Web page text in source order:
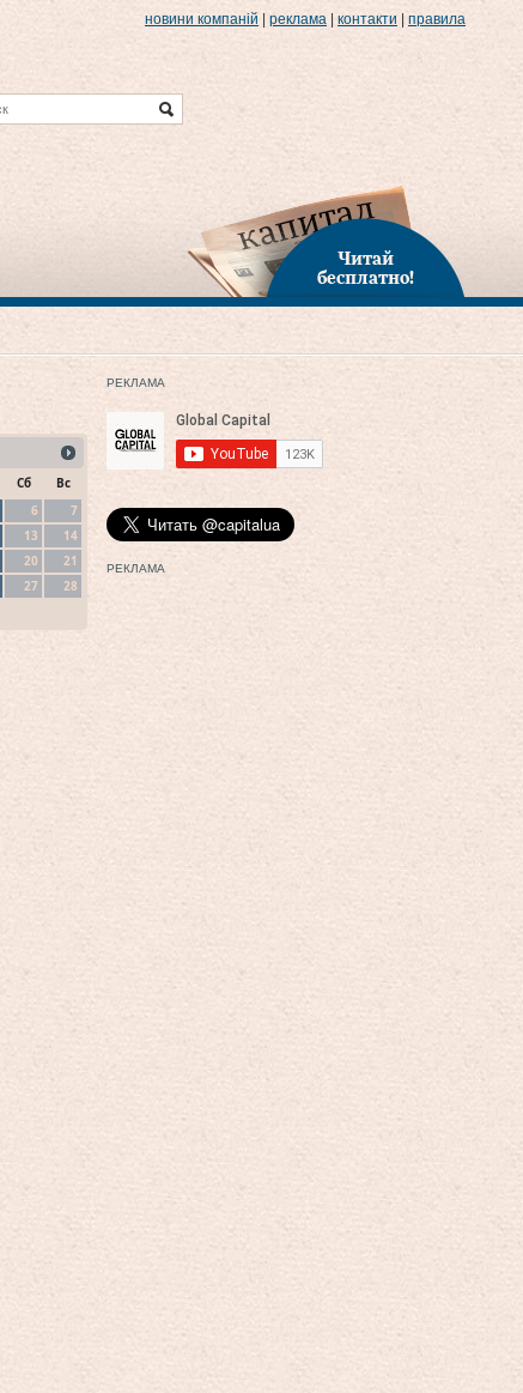
новини компаній реклама контакти правила
Читай
бесплатно!
Сб
Вс
6
7
13
14
20
21
27
28
РЕКЛАМА
РЕКЛАМА